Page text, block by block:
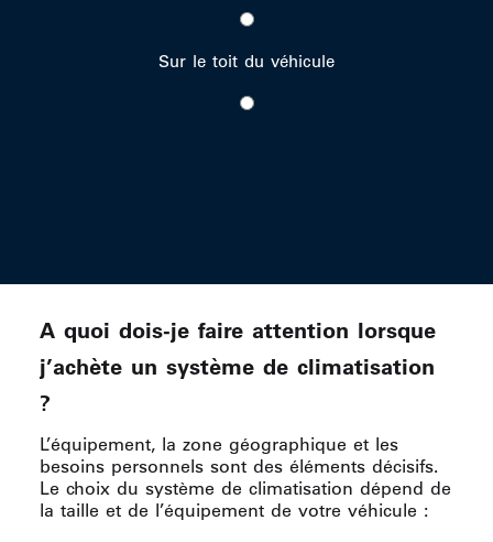
Sur le toit du véhicule
A quoi dois-je faire attention lorsque
j’achète un système de climatisation
?
L’équipement, la zone géographique et les
besoins personnels sont des éléments décisifs.
Le choix du système de climatisation dépend de
la taille et de l’équipement de votre véhicule :